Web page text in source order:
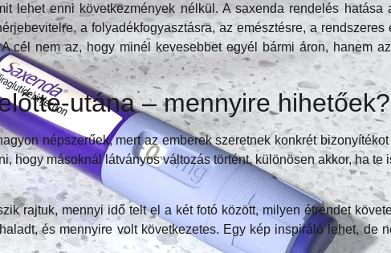
lehet enni következmények nélkül. A saxenda rendelés
a folyadékfogyasztásra, az emésztésre, a
cél nem az, hogy minél kevesebbet egyél bármi áron, hanem
utána – mennyire hihetőek?
népszerűek, mert az emberek szeretnek konkrét
hogy másoknál látványos változás történt, különösen akkor, ha
rajtuk, mennyi idő telt el a két fotó között, milyen étrendet
és mennyire volt következetes. Egy kép inspiráló lehet, de